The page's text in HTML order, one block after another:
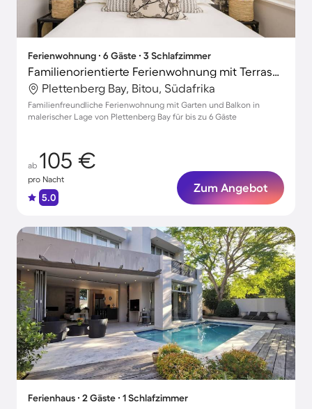
Ferienwohnung ∙ 6 Gäste ∙ 3 Schlafzimmer
Familienorientierte Ferienwohnung mit Terrasse, Grill und Garten | Neben dem Strand
Plettenberg Bay, Bitou, Südafrika
Familienfreundliche Ferienwohnung mit Garten und Balkon in
malerischer Lage von Plettenberg Bay für bis zu 6 Gäste
ab 105 €
pro Nacht
5.0
Zum Angebot
Ferienhaus ∙ 2 Gäste ∙ 1 Schlafzimmer